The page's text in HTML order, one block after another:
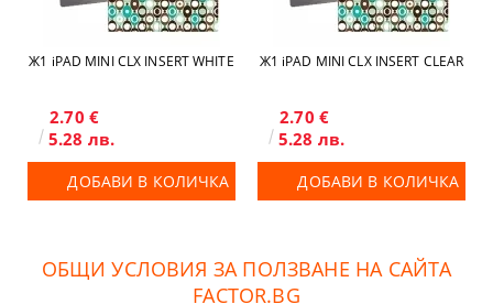
Ж1 iPAD MINI CLX INSERT WHITE
2.70 €
5.28 лв.
ДОБАВИ В КОЛИЧКА
Ж1 iPAD MINI CLX INSERT CLEAR
2.70 €
5.28 лв.
ДОБАВИ В КОЛИЧКА
ОБЩИ УСЛОВИЯ ЗА ПОЛЗВАНЕ НА САЙТА
FACTOR.BG